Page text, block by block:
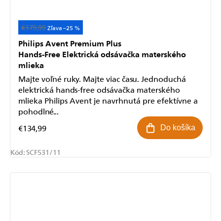
Akcia
€179,99 –25 %
Philips Avent Premium Plus
Hands-Free Elektrická odsávačka materského
mlieka
€134,99 Do košíka
Majte voľné ruky. Majte viac času. Jednoduchá
elektrická hands-free odsávačka materského
mlieka Philips Avent je navrhnutá pre efektívne a
pohodlné...
Kód:SCF531/11